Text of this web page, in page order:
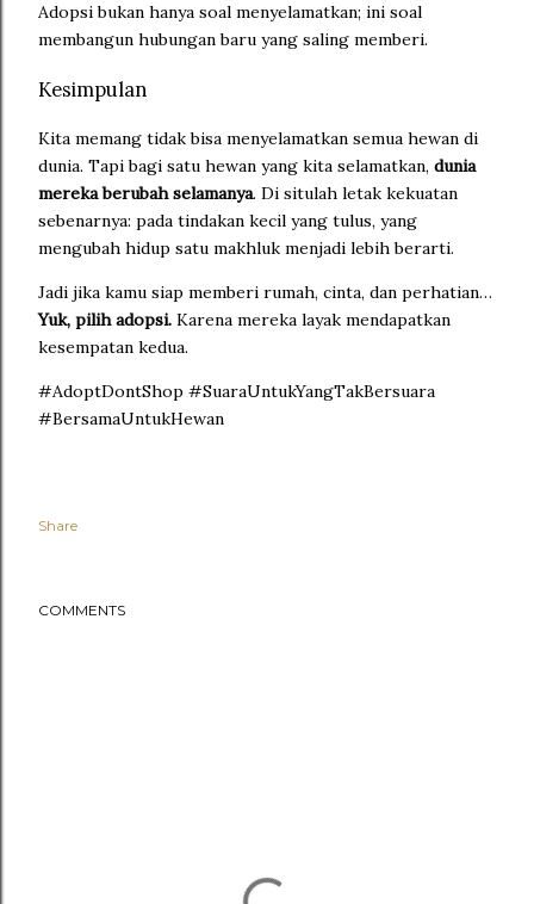
Adopsi bukan hanya soal menyelamatkan; ini soal
membangun hubungan baru yang saling memberi.
Kesimpulan
Kita memang tidak bisa menyelamatkan semua hewan di
dunia. Tapi bagi satu hewan yang kita selamatkan, dunia
mereka berubah selamanya. Di situlah letak kekuatan
sebenarnya: pada tindakan kecil yang tulus, yang
mengubah hidup satu makhluk menjadi lebih berarti.
Jadi jika kamu siap memberi rumah, cinta, dan perhatian…
Yuk, pilih adopsi. Karena mereka layak mendapatkan
kesempatan kedua.
#AdoptDontShop #SuaraUntukYangTakBersuara
#BersamaUntukHewan
Share
COMMENTS